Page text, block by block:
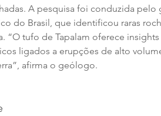
A pesquisa foi conduzida
do Brasil, que identificou raras
“O tufo de Tapalam oferece
ligados a erupções de alto
afirma o geólogo.